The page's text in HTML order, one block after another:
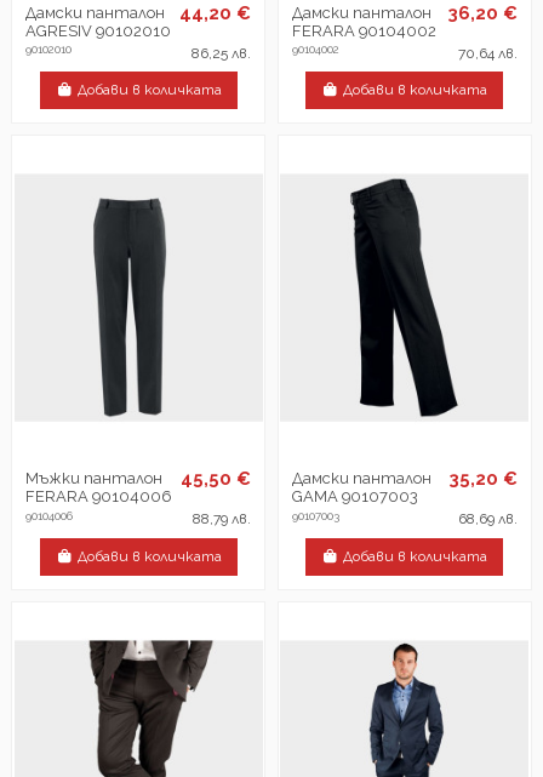
Дамски панталон
AGRESIV 90102010
90102010
44,20 €
86,25 лв.
Добави в количката
Дамски панталон
FERARA 90104002
90104002
36,20 €
70,64 лв.
Добави в количката
Мъжки панталон
FERARA 90104006
90104006
45,50 €
88,79 лв.
Добави в количката
Дамски панталон
GAMA 90107003
90107003
35,20 €
68,69 лв.
Добави в количката